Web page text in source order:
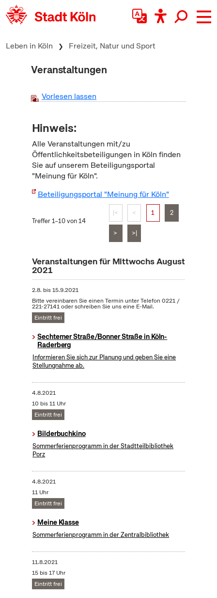
zum Inhalt springen
Leben in Köln Freizeit, Natur und Sport
Veranstaltungen
Vorlesen lassen
Hinweis:
Alle Veranstaltungen mit/zu
Öffentlichkeitsbeteiligungen in Köln finden
Sie auf unserem Beteiligungsportal
"Meinung für Köln".
Beteiligungsportal "Meinung für Köln"
Treffer 1–10 von 14
|< < 1 2
> >|
Veranstaltungen für Mittwochs August
2021
2.8. bis15.9.2021
Bitte vereinbaren Sie einen Termin unter Telefon 0221 /
221-27141 oder schreiben Sie uns eine E-Mail.
Eintritt frei
Sechtemer Straße/Bonner Straße in Köln-
Raderberg
Informieren Sie sich zur Planung und geben Sie eine
Stellungnahme ab.
4.8.2021
10 bis 11 Uhr
Eintritt frei
Bilderbuchkino
Sommerferienprogramm in der Stadtteilbibliothek
Porz
4.8.2021
11 Uhr
Eintritt frei
Meine Klasse
Sommerferienprogramm in der Zentralbibliothek
11.8.2021
15 bis 17 Uhr
Eintritt frei